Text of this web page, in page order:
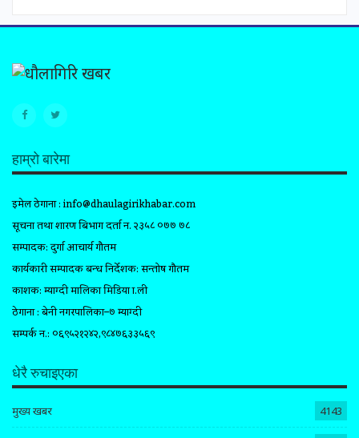
हाम्रो बारेमा
इमेल ठेगाना :info@dhaulagirikhabar.com
सूचना तथा प्रशारण बिभाग दर्ता न. २३५८ ०७७ ७८
सम्पादक: दुर्गा आचार्य गौतम
कार्यकारी सम्पादक प्रबन्ध निर्देशक: सन्तोष गौतम
प्रकाशक: म्याग्दी मालिका मिडिया प्रा.ली
ठेगाना : बेनी नगरपालिका–७ म्याग्दी
सम्पर्क न.: ०६९५२१२४२,९८४७६३३५६९
धेरै रुचाइएका
मुख्य खबर 4143